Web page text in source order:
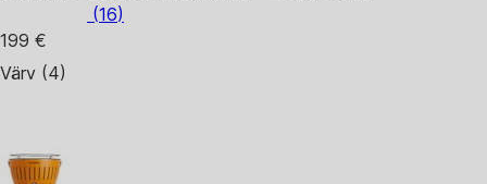
(16)
199 €
Värv (4)